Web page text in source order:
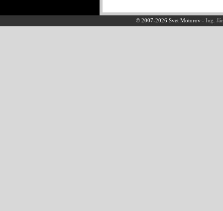
© 2007-2026 Svet Motorov -Ing.